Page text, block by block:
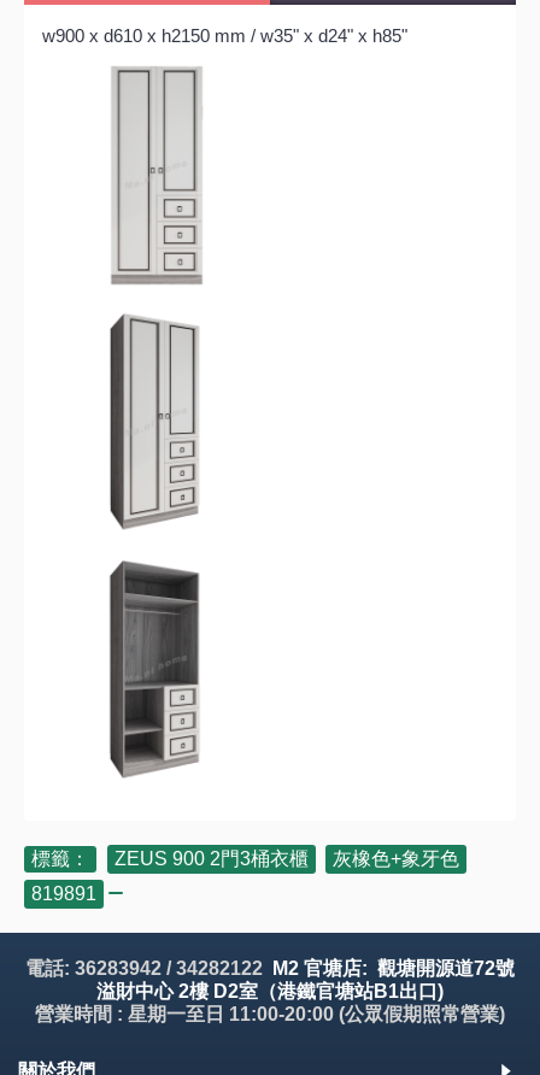
w900 x d610 x h2150 mm / w35" x d24" x h85"
標籤： ZEUS 900 2門3桶衣櫃 灰橡色+象牙色
819891
電話: 36283942 / 34282122
M2 官塘店: 觀塘開源道72號
溢財中心 2樓 D2室（港鐵官塘站B1出口)
營業時間 : 星期一至日 11:00-20:00 (公眾假期照常營業)
關於我們